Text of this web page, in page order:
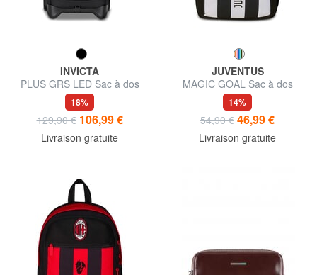
INVICTA
PLUS GRS LED Sac à dos
trolley pour ordinateur
portable 14"
18%
129,90 € 106,99 €
Livraison gratuite
JUVENTUS
MAGIC GOAL Sac à dos
extensible
14%
54,90 € 46,99 €
Livraison gratuite